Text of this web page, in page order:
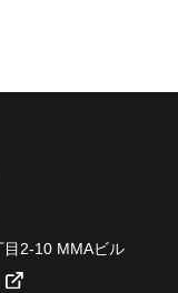
2-10 MMAビル